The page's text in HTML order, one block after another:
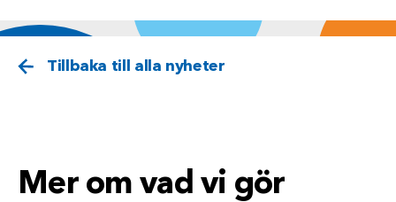
Tillbaka till alla nyheter
Mer om vad vi gör